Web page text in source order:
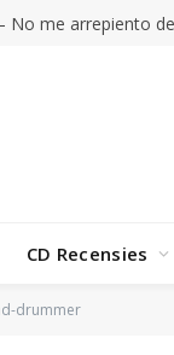
Mountain Goats –
CD Recensies
drummer